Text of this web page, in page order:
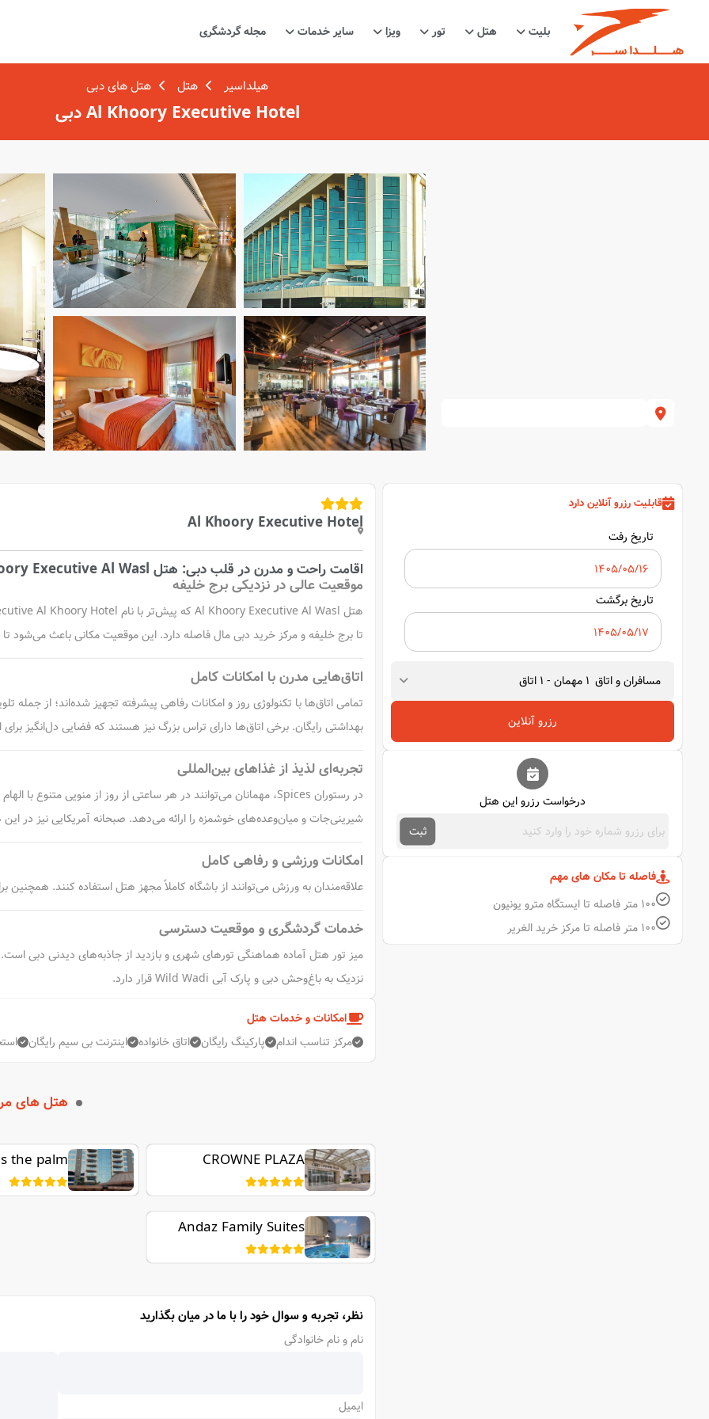
بلیت هتل تور ویزا سایر خدمات مجله گردشگری
هیلداسیر هتل هتل های دبی
Al Khoory Executive Hotel دبی
قابلیت رزرو آنلاین دارد
تاریخ رفت
تاریخ برگشت
مسافران و اتاق 1 مهمان -
1 اتاق
رزرو آنلاین
درخواست رزرو این هتل
ثبت
فاصله تا مکان های مهم
۱۰۰ متر فاصله تا ایستگاه مترو یونیون
۱۰۰ متر فاصله تا مرکز خرید الغریر
Al Khoory Executive Hotel
اقامت راحت و مدرن در قلب دبی: هتل Al Khoory Executive Al Wasl
موقعیت عالی در نزدیکی برج خلیفه
تا برج خلیفه و مرکز خرید دبی مال فاصله دارد. این موقعیت مکانی باعث می‌شود
اتاق‌هایی مدرن با امکانات کامل
تمامی اتاق‌ها با تکنولوژی روز و امکانات رفاهی پیشرفته تجهیز شده‌اند؛ از
بهداشتی رایگان. برخی اتاق‌ها دارای تراس بزرگ نیز هستند که فضایی دل‌انگیز برای
تجربه‌ای لذیذ از غذاهای بین‌المللی
شیرینی‌جات و میان‌وعده‌های خوشمزه را ارائه می‌دهد. صبحانه آمریکایی نیز در
امکانات ورزشی و رفاهی کامل
علاقه‌مندان به ورزش می‌توانند از باشگاه کاملاً مجهز هتل استفاده کنند. همچنین
خدمات گردشگری و موقعیت دسترسی
نزدیک به باغ‌وحش دبی و پارک آبی Wild Wadi قرار دارد.
امکانات و خدمات هتل
مرکز تناسب اندام
پارکینگ رایگان اتاق خانواده اینترنت بی سیم رایگان
هتل های
CROWNE PLAZA
JUMEIRAH
the palm
Andaz Family Suites
by Hyatt - Palm
نظر، تجربه و سوال خود را با ما در میان بگذارید
نام و نام خانوادگی
ایمیل